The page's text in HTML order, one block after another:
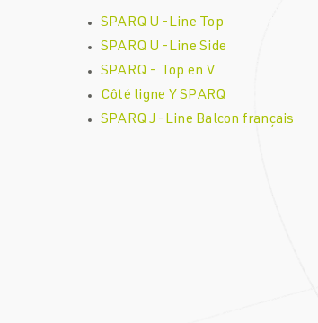
SPARQ U-Line Top
SPARQ U-Line Side
SPARQ - Top en V
Côté ligne Y SPARQ
SPARQ J-Line Balcon français